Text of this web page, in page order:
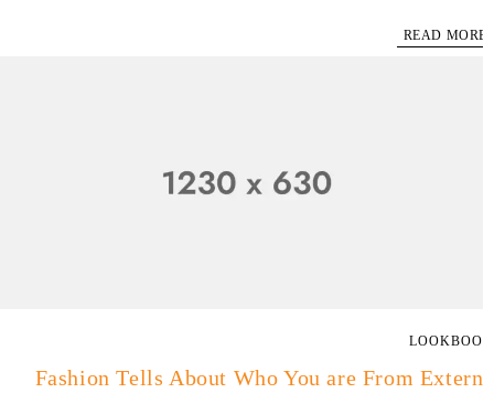
READ
Fashion Tells About Who You are From